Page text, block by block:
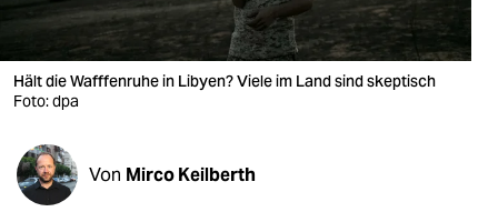
verlag
verlag
shop
fragen & hilfe
Hält die Wafffenruhe in Libyen? Viele im Land sind skeptisch
Foto: dpa
Von Mirco Keilberth